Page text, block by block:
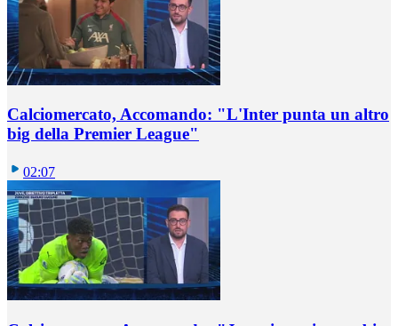
Calciomercato, Accomando: "L'Inter punta un altro
big della Premier League"
02:07